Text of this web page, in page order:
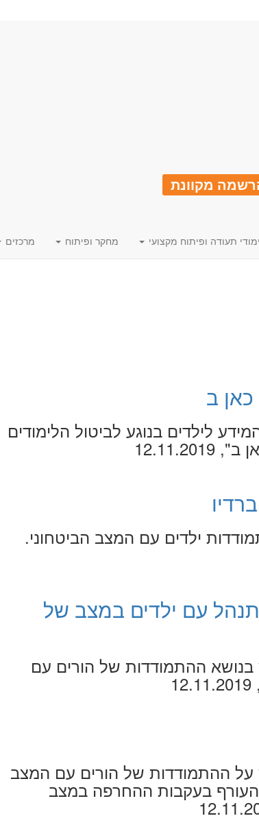
מקוונת
תעודה ופיתוח מקצועי מחקר ופיתוח מרכזים
כאן ב
לילדים בנוגע לביטול הלימודים
ילדים עם המצב הביטחוני.
עם ילדים במצב של
ההתמודדות של הורים עם
ההתמודדות של הורים עם המצב
העורף בעקבות ההחרפה במצב